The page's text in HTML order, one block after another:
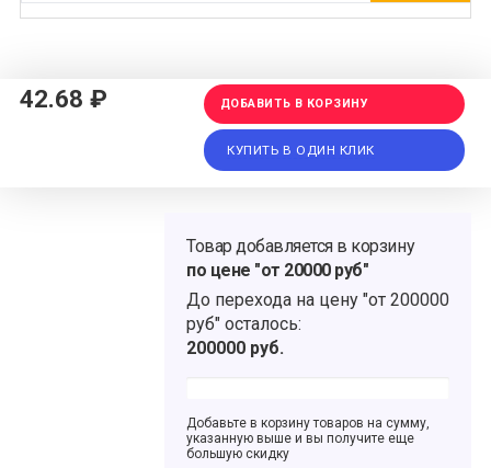
42.68 ₽ ДОБАВИТЬ В КОРЗИНУ
КУПИТЬ В ОДИН КЛИК
Товар добавляется в корзину
по цене "от 20000 руб"
До перехода на цену "от 200000
руб" осталось:
200000 руб.
Добавьте в корзину товаров на сумму,
указанную выше и вы получите еще
большую скидку